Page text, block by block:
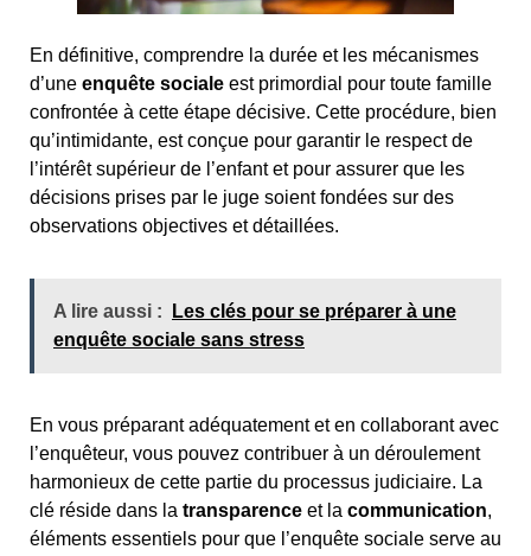
En définitive, comprendre la durée et les mécanismes
d’une enquête sociale est primordial pour toute famille
confrontée à cette étape décisive. Cette procédure, bien
qu’intimidante, est conçue pour garantir le respect de
l’intérêt supérieur de l’enfant et pour assurer que les
décisions prises par le juge soient fondées sur des
observations objectives et détaillées.
A lire aussi :
Les clés pour se préparer à une
enquête sociale sans stress
En vous préparant adéquatement et en collaborant avec
l’enquêteur, vous pouvez contribuer à un déroulement
harmonieux de cette partie du processus judiciaire. La
clé réside dans la transparence et la communication,
éléments essentiels pour que l’enquête sociale serve au